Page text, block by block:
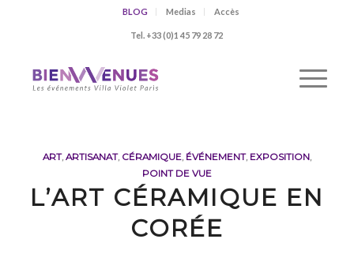
BLOG Medias Accès
Tel. +33 (0)1 45 79 28 72
ART,ARTISANAT, CÉRAMIQUE, ÉVÉNEMENT, EXPOSITION,
POINT DE VUE
L’ART CÉRAMIQUE EN
CORÉE